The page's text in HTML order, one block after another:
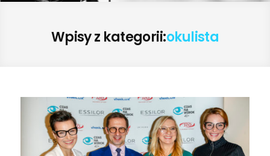
Wpisy z kategorii:okulista